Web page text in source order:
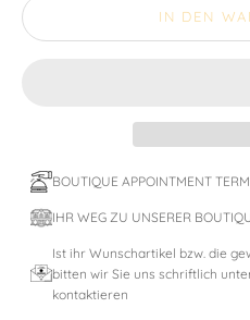
IN DEN
BOUTIQUE APPOINTMENT
IHR WEG ZU UNSERER
Ist ihr Wunschartikel bzw. die
bitten wir Sie uns schriftlich
kontaktieren